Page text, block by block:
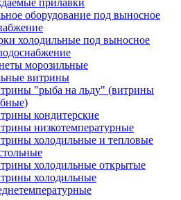
прилавки
оборудование под выносное
холодильные под выносное
морозильные
витрины
"рыба на льду" (витрины
кондитерские
низкотемпературные
холодильные и тепловые
холодильные открытые
холодильные